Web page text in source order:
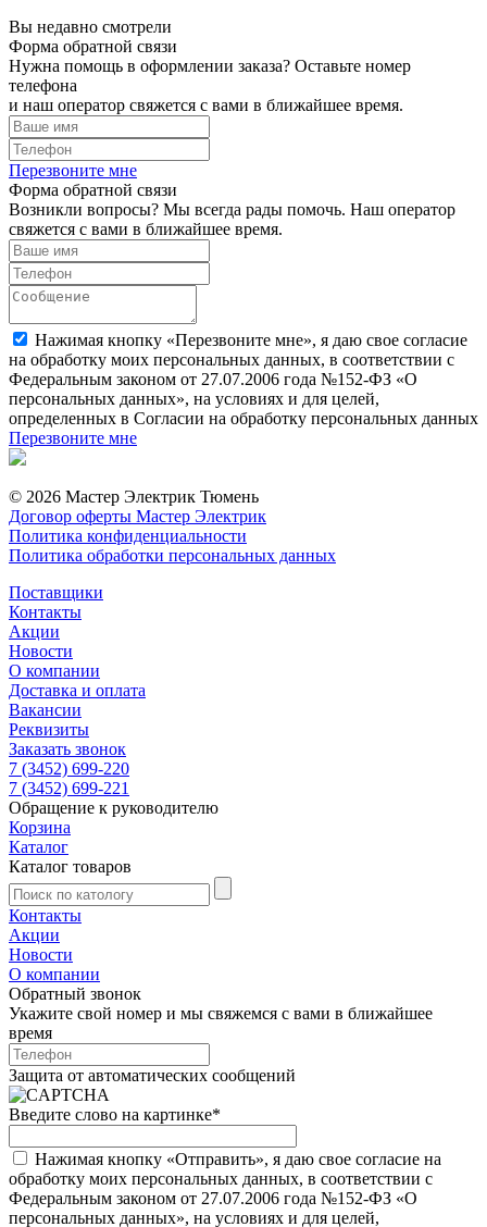
Вы недавно смотрели
Форма обратной связи
Нужна помощь в оформлении заказа? Оставьте номер
телефона
и наш оператор свяжется с вами в ближайшее время.
Перезвоните мне
Форма обратной связи
Возникли вопросы? Мы всегда рады помочь. Наш оператор
свяжется с вами в ближайшее время.
Нажимая кнопку «Перезвоните мне», я даю свое согласие
на обработку моих персональных данных, в соответствии с
Федеральным законом от 27.07.2006 года №152-ФЗ «О
персональных данных», на условиях и для целей,
определенных в Согласии на обработку персональных данных
Перезвоните мне
© 2026 Мастер Электрик Тюмень
Договор оферты Мастер Электрик
Политика конфиденциальности
Политика обработки персональных данных
Поставщики
Контакты
Акции
Новости
О компании
Доставка и оплата
Вакансии
Реквизиты
Заказать звонок
7 (3452) 699-220
7 (3452) 699-221
Обращение к руководителю
Корзина
Каталог
Каталог товаров
Контакты
Акции
Новости
О компании
Обратный звонок
Укажите свой номер и мы свяжемся с вами в ближайшее
время
Защита от автоматических сообщений
Введите слово на картинке*
Нажимая кнопку «Отправить», я даю свое согласие на
обработку моих персональных данных, в соответствии с
Федеральным законом от 27.07.2006 года №152-ФЗ «О
персональных данных», на условиях и для целей,